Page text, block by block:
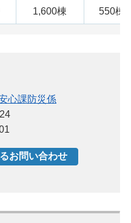
1,600棟 550棟
心課防災係